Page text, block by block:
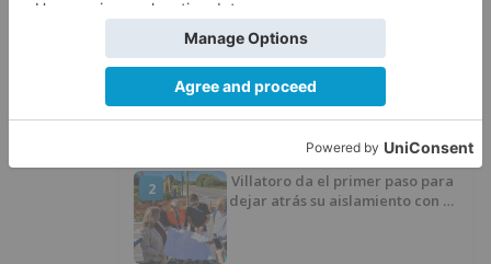
LO + VISTO
1
Fallece un ciclista en Burgos tras
avisar otro conductor que se
había caído de la bicicleta
2
Villatoro da el primer paso para
dejar atrás su aislamiento con el